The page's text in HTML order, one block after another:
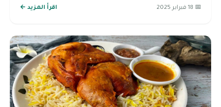
📅 18 فبراير 2025 اقرأ المزيد ←